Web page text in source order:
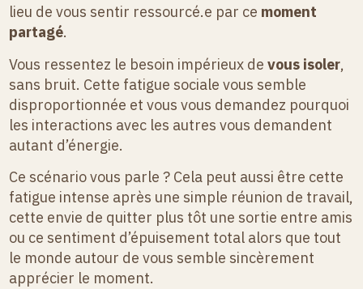
lieu de vous sentir ressourcé.e par ce moment
partagé.
Vous ressentez le besoin impérieux devous isoler,
sans bruit. Cette fatigue sociale vous semble
disproportionnée et vous vous demandez pourquoi
les interactions avec les autres vous demandent
autant d’énergie.
Ce scénario vous parle ? Cela peut aussi être cette
fatigue intense après une simple réunion de travail,
cette envie de quitter plus tôt une sortie entre amis
ou ce sentiment d’épuisement total alors que tout
le monde autour de vous semble sincèrement
apprécier le moment.